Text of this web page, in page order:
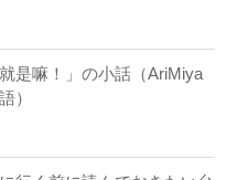
是嘛！」の小話（AriMiya
）